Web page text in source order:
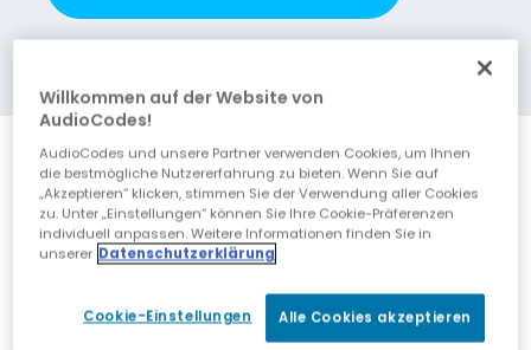
Funktionen
HD-4Video mit 30 fps
Leistungsstarke Fähigkeiten der
10-facher Digitalzoom zum Fokussieren und
Willkommen auf der Website von
AudioCodes!
AudioCodes und unsere Partner verwenden Cookies, um Ihnen
die bestmögliche Nutzererfahrung zu bieten. Wenn Sie auf
„Akzeptieren“ klicken, stimmen Sie der Verwendung aller Cookies
zu. Unter „Einstellungen“ können Sie Ihre Cookie-Präferenzen
individuell anpassen. Weitere Informationen finden Sie in
unserer Datenschutzerklärung
Cookie-Einstellungen Alle Cookies akzeptieren